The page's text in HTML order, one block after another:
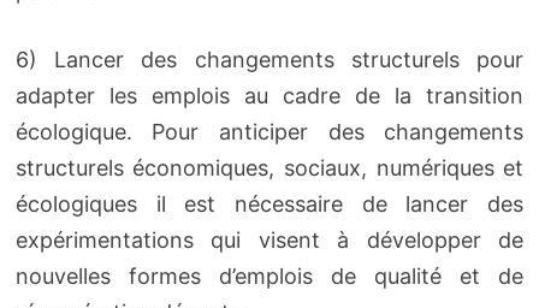
6) Lancer des changements structurels pour
adapter les emplois au cadre de la transition
écologique. Pour anticiper des changements
structurels économiques, sociaux, numériques et
écologiques il est nécessaire de lancer des
expérimentations qui visent à développer de
nouvelles formes d’emplois de qualité et de